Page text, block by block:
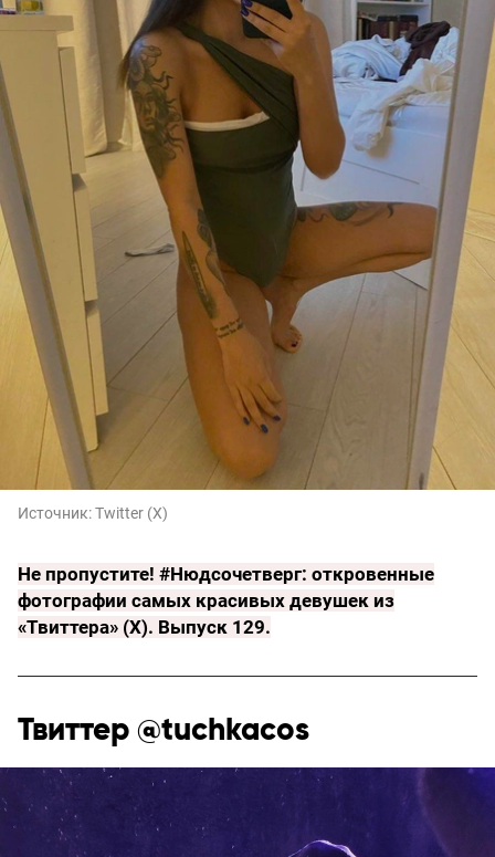
Источник:Twitter (X)
Не пропустите! #Нюдсочетверг: откровенные
фотографии самых красивых девушек из
«Твиттера» (X). Выпуск 129.
Твиттер @tuchkacos